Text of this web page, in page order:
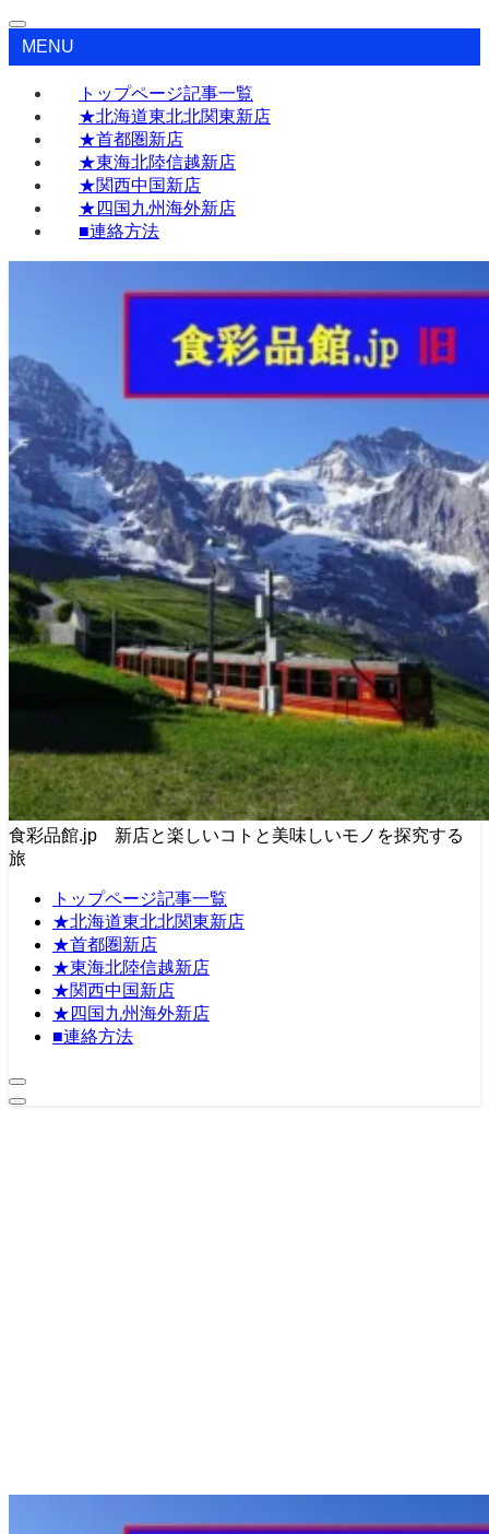
MENU
トップページ記事一覧
★北海道東北北関東新店
★首都圏新店
★東海北陸信越新店
★関西中国新店
★四国九州海外新店
■連絡方法
食彩品館.jp 新店と楽しいコトと美味しいモノを探究する
旅
トップページ記事一覧
★北海道東北北関東新店
★首都圏新店
★東海北陸信越新店
★関西中国新店
★四国九州海外新店
■連絡方法